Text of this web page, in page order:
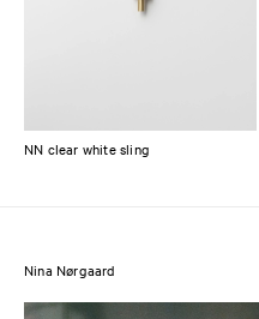
NN clear white sling
Nina Nørgaard